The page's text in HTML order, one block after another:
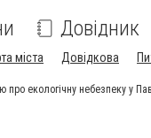
Довідник
міста Довідкова
екологічну небезпеку у